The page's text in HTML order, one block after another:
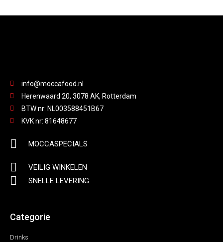
info@moccafood.nl
Herenwaard 20, 3078 AK, Rotterdam
BTW nr: NL003588451B67
KVK nr: 81648677
MOCCASPECIALS
VEILIG WINKELEN
SNELLE LEVERING
Categorie
Drinks